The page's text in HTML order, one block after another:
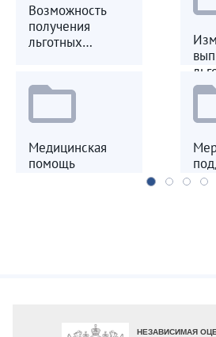
Возможность
получения
льготных
Медицинская
помощь